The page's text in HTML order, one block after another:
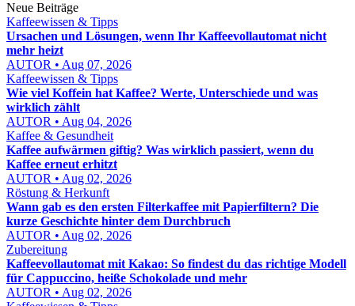
Neue Beiträge
Kaffeewissen & Tipps
Ursachen und Lösungen, wenn Ihr Kaffeevollautomat nicht
mehr heizt
AUTOR • Aug 07, 2026
Kaffeewissen & Tipps
Wie viel Koffein hat Kaffee? Werte, Unterschiede und was
wirklich zählt
AUTOR • Aug 04, 2026
Kaffee & Gesundheit
Kaffee aufwärmen giftig? Was wirklich passiert, wenn du
Kaffee erneut erhitzt
AUTOR • Aug 02, 2026
Röstung & Herkunft
Wann gab es den ersten Filterkaffee mit Papierfiltern? Die
kurze Geschichte hinter dem Durchbruch
AUTOR • Aug 02, 2026
Zubereitung
Kaffeevollautomat mit Kakao: So findest du das richtige Modell
für Cappuccino, heiße Schokolade und mehr
AUTOR • Aug 02, 2026